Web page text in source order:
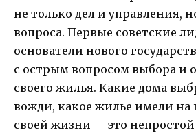
не только дел и управления,
вопроса. Первые советские
основатели нового
с острым вопросом выбора и
своего жилья. Какие дома
вожди, какое жилье имели
своей жизни — это непростой